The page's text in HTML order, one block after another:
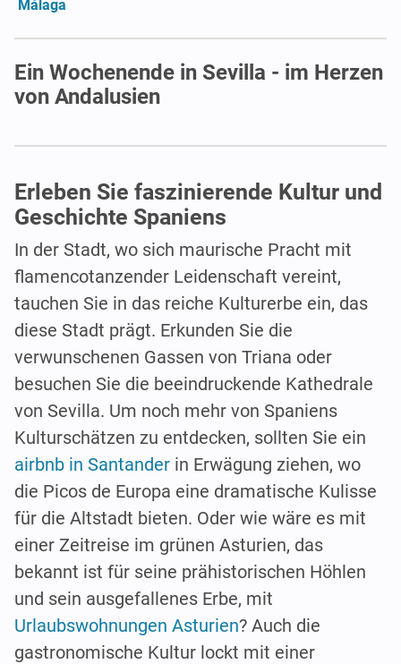
Málaga
Ein Wochenende in Sevilla - im Herzen
von Andalusien
Erleben Sie faszinierende Kultur und
Geschichte Spaniens
In der Stadt, wo sich maurische Pracht mit
flamencotanzender Leidenschaft vereint,
tauchen Sie in das reiche Kulturerbe ein, das
diese Stadt prägt. Erkunden Sie die
verwunschenen Gassen von Triana oder
besuchen Sie die beeindruckende Kathedrale
von Sevilla. Um noch mehr von Spaniens
Kulturschätzen zu entdecken, sollten Sie ein
airbnb in Santander in Erwägung ziehen, wo
die Picos de Europa eine dramatische Kulisse
für die Altstadt bieten. Oder wie wäre es mit
einer Zeitreise im grünen Asturien, das
bekannt ist für seine prähistorischen Höhlen
und sein ausgefallenes Erbe, mit
Urlaubswohnungen Asturien? Auch die
gastronomische Kultur lockt mit einer